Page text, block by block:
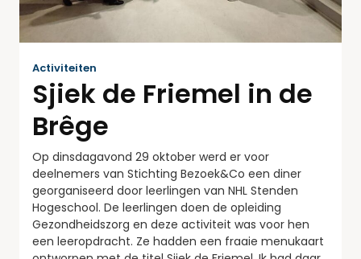
Activiteiten
Sjiek de Friemel in de
Brêge
Op dinsdagavond 29 oktober werd er voor
deelnemers van Stichting Bezoek&Co een diner
georganiseerd door leerlingen van NHL Stenden
Hogeschool. De leerlingen doen de opleiding
Gezondheidszorg en deze activiteit was voor hen
een leeropdracht. Ze hadden een fraaie menukaart